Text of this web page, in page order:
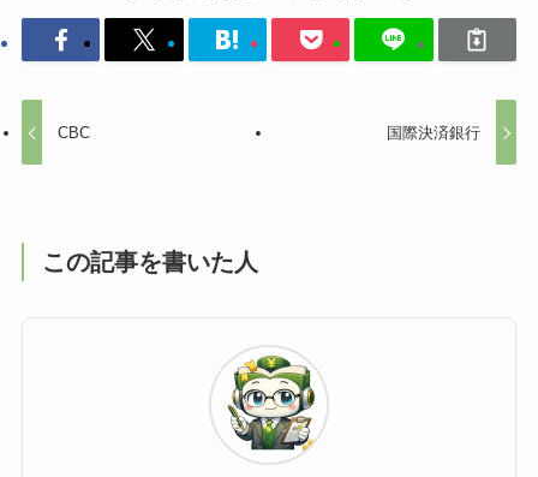
CBC 国際決済銀行
この記事を書いた人